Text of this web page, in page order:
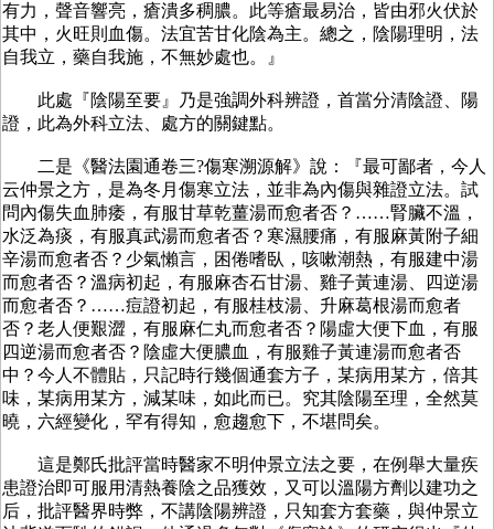
有力，聲音響亮，瘡潰多稠膿。此等瘡最易治，皆由邪火伏於
其中，火旺則血傷。法宜苦甘化陰為主。總之，陰陽理明，法
自我立，藥自我施，不無妙處也。』
此處『陰陽至要』乃是強調外科辨證，首當分清陰證、陽
證，此為外科立法、處方的關鍵點。
二是《醫法園通卷三?傷寒溯源解》說：『最可鄙者，今人
云仲景之方，是為冬月傷寒立法，並非為內傷與雜證立法。試
問內傷失血肺痿，有服甘草乾薑湯而愈者否？……腎臟不溫，
水泛為痰，有服真武湯而愈者否？寒濕腰痛，有服麻黃附子細
辛湯而愈者否？少氣懶言，困倦嗜臥，咳嗽潮熱，有服建中湯
而愈者否？溫病初起，有服麻杏石甘湯、雞子黃連湯、四逆湯
而愈者否？……痘證初起，有服桂枝湯、升麻葛根湯而愈者
否？老人便艱澀，有服麻仁丸而愈者否？陽虛大便下血，有服
四逆湯而愈者否？陰虛大便膿血，有服雞子黃連湯而愈者否
中？今人不體貼，只記時行幾個通套方子，某病用某方，倍其
味，某病用某方，減某味，如此而已。究其陰陽至理，全然莫
曉，六經變化，罕有得知，愈趨愈下，不堪問矣。
這是鄭氏批評當時醫家不明仲景立法之要，在例舉大量疾
患證治即可服用清熱養陰之品獲效，又可以溫陽方劑以建功之
后，批評醫界時弊，不講陰陽辨證，只知套方套藥，與仲景立